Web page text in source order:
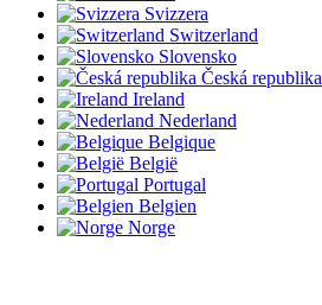
Svizzera
Switzerland
Slovensko
Česká republika
Ireland
Nederland
Belgique
België
Portugal
Belgien
Norge